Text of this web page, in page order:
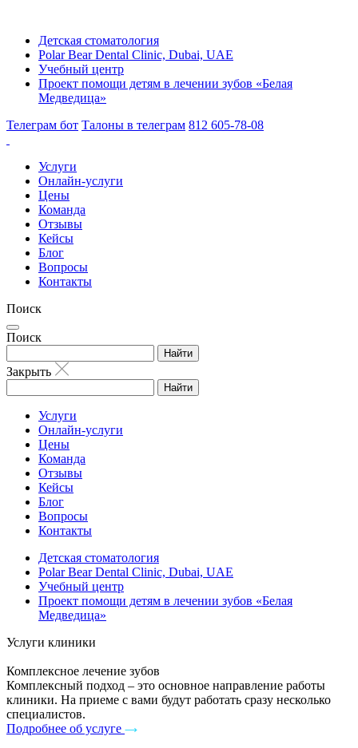
Детская стоматология
Polar Bear Dental Clinic, Dubai, UAE
Учебный центр
Проект помощи детям в лечении зубов «Белая
Медведица»
Телеграм бот Талоны в телеграм 812 605-78-08
Услуги
Онлайн-услуги
Цены
Команда
Отзывы
Кейсы
Блог
Вопросы
Контакты
Поиск
Поиск
Найти
Закрыть
Найти
Услуги
Онлайн-услуги
Цены
Команда
Отзывы
Кейсы
Блог
Вопросы
Контакты
Детская стоматология
Polar Bear Dental Clinic, Dubai, UAE
Учебный центр
Проект помощи детям в лечении зубов «Белая
Медведица»
Услуги клиники
Комплексное лечение зубов
Комплексный подход – это основное направление работы
клиники. На приеме с вами будут работать сразу несколько
специалистов.
Подробнее об услуге